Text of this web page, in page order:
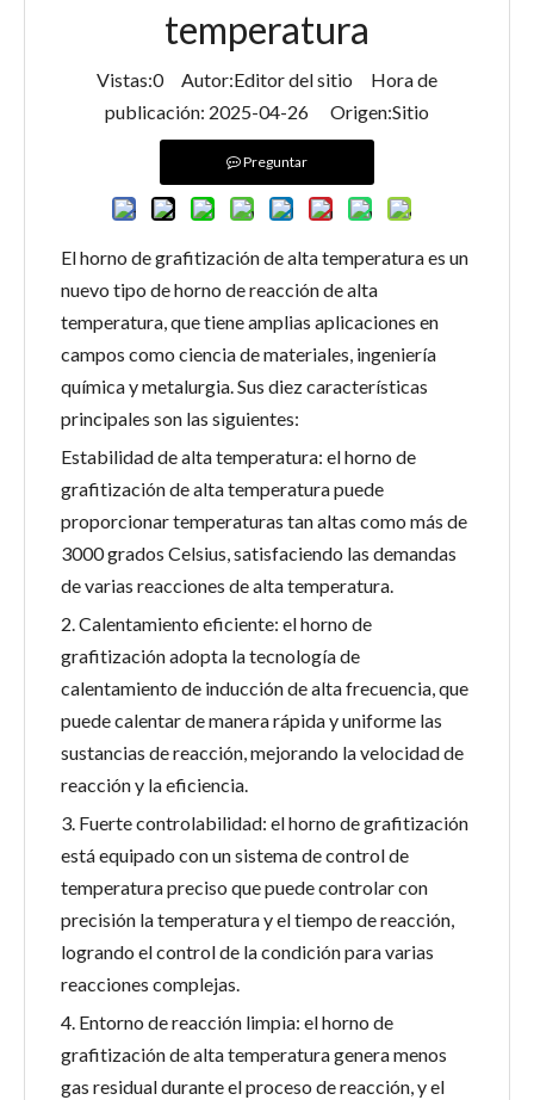
temperatura
Vistas:0Autor:Editor del sitio Hora de
publicación: 2025-04-26 Origen:Sitio
Preguntar
El horno de grafitización de alta temperatura es un
nuevo tipo de horno de reacción de alta
temperatura, que tiene amplias aplicaciones en
campos como ciencia de materiales, ingeniería
química y metalurgia. Sus diez características
principales son las siguientes:
Estabilidad de alta temperatura: el horno de
grafitización de alta temperatura puede
proporcionar temperaturas tan altas como más de
3000 grados Celsius, satisfaciendo las demandas
de varias reacciones de alta temperatura.
2. Calentamiento eficiente: el horno de
grafitización adopta la tecnología de
calentamiento de inducción de alta frecuencia, que
puede calentar de manera rápida y uniforme las
sustancias de reacción, mejorando la velocidad de
reacción y la eficiencia.
3. Fuerte controlabilidad: el horno de grafitización
está equipado con un sistema de control de
temperatura preciso que puede controlar con
precisión la temperatura y el tiempo de reacción,
logrando el control de la condición para varias
reacciones complejas.
4. Entorno de reacción limpia: el horno de
grafitización de alta temperatura genera menos
gas residual durante el proceso de reacción, y el